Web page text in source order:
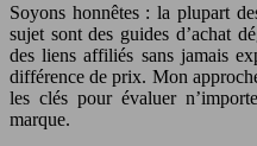
Soyons honnêtes : la plupart
sujet sont des guides d’achat
des liens affiliés sans jamais
différence de prix. Mon
les clés pour évaluer
marque.